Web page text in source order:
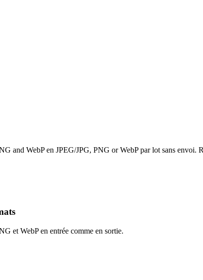
and WebP en JPEG/JPG, PNG or WebP par lot sans envoi.
et WebP en entrée comme en sortie.